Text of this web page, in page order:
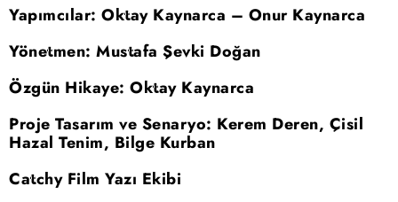
Yapımcılar: Oktay Kaynarca – Onur Kaynarca
Yönetmen: Mustafa Şevki Doğan
Özgün Hikaye: Oktay Kaynarca
Proje Tasarım ve Senaryo: Kerem Deren, Çisil
Hazal Tenim, Bilge Kurban
Catchy Film Yazı Ekibi